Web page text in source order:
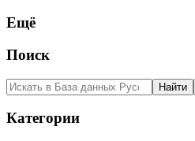
Ещё
Поиск
Категории